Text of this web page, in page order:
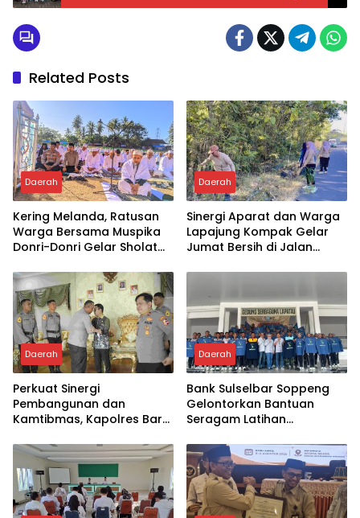
Related Posts
Daerah
Kering Melanda, Ratusan
Warga Bersama Muspika
Donri-Donri Gelar Sholat
Daerah
Sinergi Aparat dan Warga
Lapajung Kompak Gelar
Jumat Bersih di Jalan
Daerah
Perkuat Sinergi
Pembangunan dan
Kamtibmas, Kapolres Baru
Bupati Suwardi Haseng
Daerah
Bank Sulselbar Soppeng
Gelontorkan Bantuan
Seragam Latihan